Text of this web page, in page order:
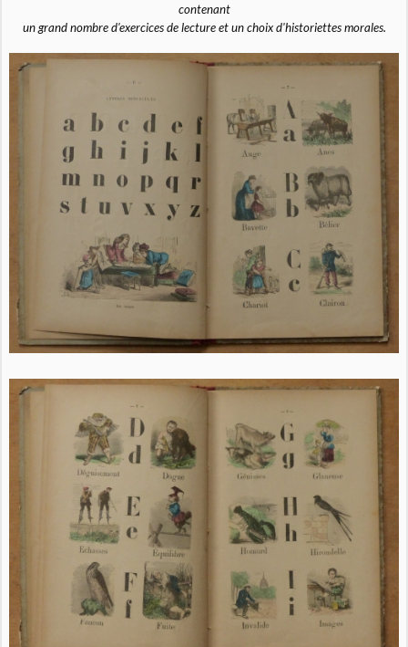
contenant
un grand nombre d'exercices de lecture et un choix d'historiettes morales.